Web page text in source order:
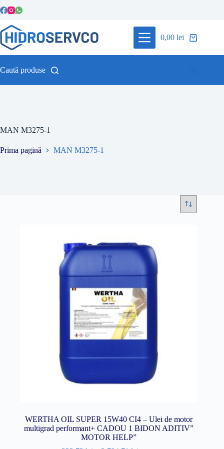
la
Coș
0,00lei
Caută produse
MAN M3275-1
Prima pagină MAN M3275-1
WERTHA OIL SUPER 15W40 CI4 – Ulei de motor
multigrad performant+ CADOU 1 BIDON ADITIV”
MOTOR HELP”